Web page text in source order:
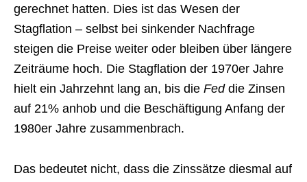
gerechnet hatten. Dies ist das Wesen der
Stagflation – selbst bei sinkender Nachfrage
steigen die Preise weiter oder bleiben über längere
Zeiträume hoch. Die Stagflation der 1970er Jahre
hielt ein Jahrzehnt lang an, bis die Feddie Zinsen
auf 21% anhob und die Beschäftigung Anfang der
1980er Jahre zusammenbrach.
Das bedeutet nicht, dass die Zinssätze diesmal auf